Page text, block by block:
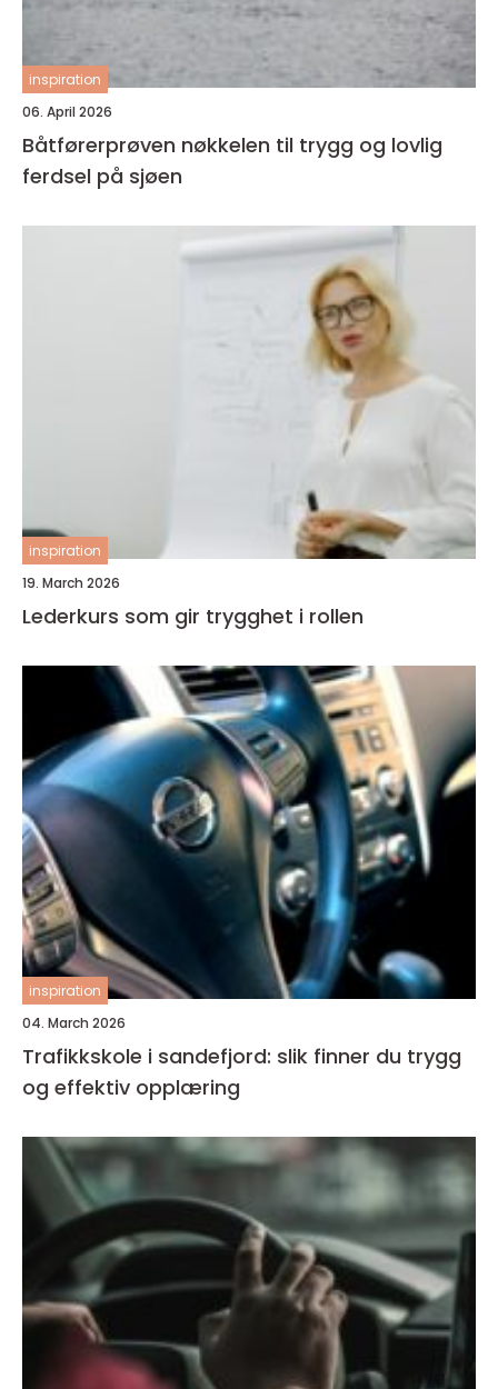
inspiration
06. April 2026
Båtførerprøven nøkkelen til trygg og lovlig
ferdsel på sjøen
inspiration
19. March 2026
Lederkurs som gir trygghet i rollen
inspiration
04. March 2026
Trafikkskole i sandefjord: slik finner du trygg
og effektiv opplæring